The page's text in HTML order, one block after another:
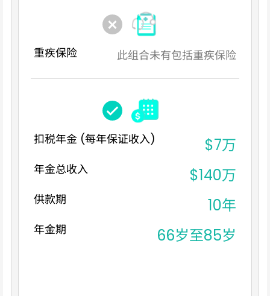
重疾保险 此组合未有包括重疾保险
扣税年金 (每年保证收入) $7万
年金总收入 $140万
供款期 10年
年金期 66岁至85岁